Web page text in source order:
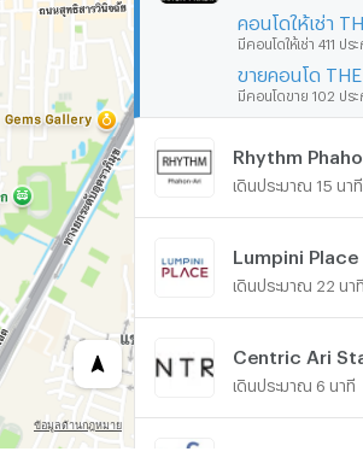
คอนโดให้เช่า
มีคอนโดให้เช่า 411 ปร
ขายคอนโด
มีคอนโดขาย 102 ประ
Rhythm
เดินประมาณ 15 นาที
เดินประมาณ 22 นาที
Centric Ari
เดินประมาณ 6 นาที